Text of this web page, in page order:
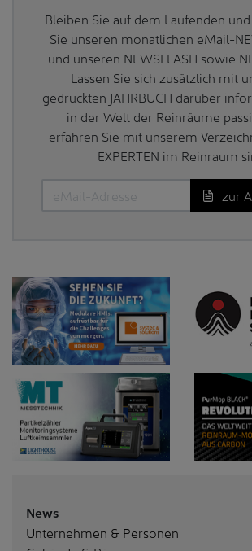
Bleiben Sie auf dem Laufenden
Sie unseren monatlichen eMail-
und unseren NEWSFLASH sowie
Lassen Sie sich zusätzlich mit
gedruckten JAHRBUCH darüber
in der Welt der Reinräume
erfahren Sie mit unserem
EXPERTEN im Reinraum
zur
News
Unternehmen & Personen